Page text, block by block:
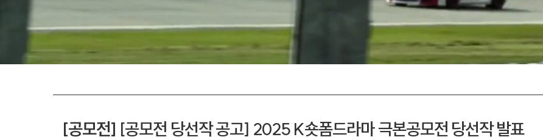
[공모전] [공모전 당선작 공고] 2025 K숏폼드라마 극본공모전 당선작 발표